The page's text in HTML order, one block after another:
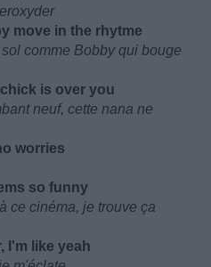
move in the rhytme
comme Bobby qui bouge
is over you
neuf, cette nana ne
worries
so funny
ce cinéma, je trouve ça
I'm like yeah